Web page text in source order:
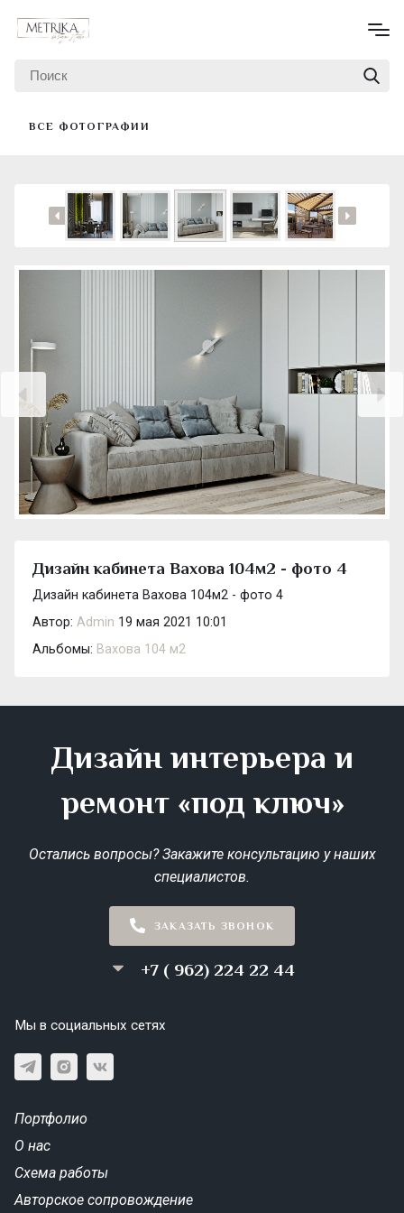
ВСЕ ФОТОГРАФИИ
Дизайн кабинета Вахова 104м2 - фото 4
Дизайн кабинета Вахова 104м2 - фото 4
Автор: Admin 19 мая 2021 10:01
Альбомы: Вахова 104 м2
Дизайн интерьера и
ремонт «под ключ»
Остались вопросы? Закажите консультацию у наших
специалистов.
ЗАКАЗАТЬ ЗВОНОК
+7 ( 962) 224 22 44
Мы в социальных сетях
Портфолио
О нас
Схема работы
Авторское сопровождение